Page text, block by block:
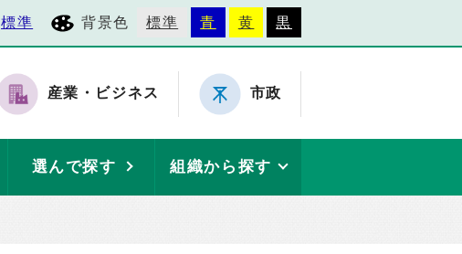
標準 背景色 標準 青 黄 黒
産業・ビジネス 市政
選んで探す 組織から探す